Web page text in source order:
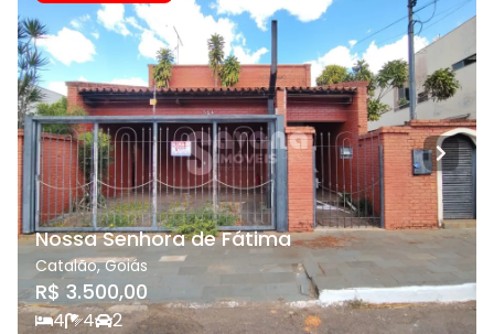
Nossa Senhora de Fátima
Catalão,Goiás
R$ 3.500,00
4 4 2